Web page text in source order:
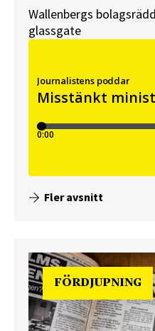
Wallenbergs
glassgate
Fler avsnitt
FÖRDJUPNING